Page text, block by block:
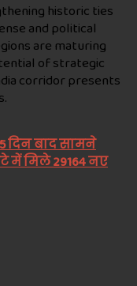
historic ties
and political
are maturing
of strategic
corridor presents
दिन बाद सामने
मिले 29164 नए